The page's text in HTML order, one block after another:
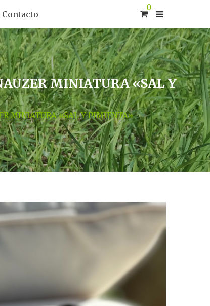
Contacto
0
MINIATURA «SAL Y
MINIATURA «SAL Y PIMIENTA»